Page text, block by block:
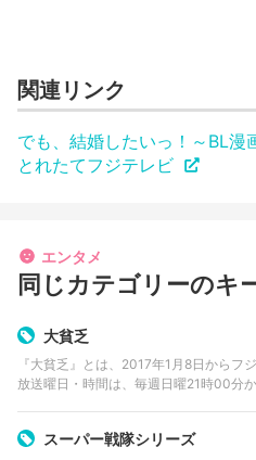
関連リンク
でも、結婚したいっ！～BL
とれたてフジテレビ
エンタメ
同じカテゴリーのキ
大貧乏
『大貧乏』とは、2017年1月8日からフ
放送曜日・時間は、毎週日曜21時00分から。 権力者の欲により無一
スーパー戦隊シリーズ